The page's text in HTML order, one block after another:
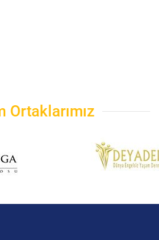
Ortaklarımız